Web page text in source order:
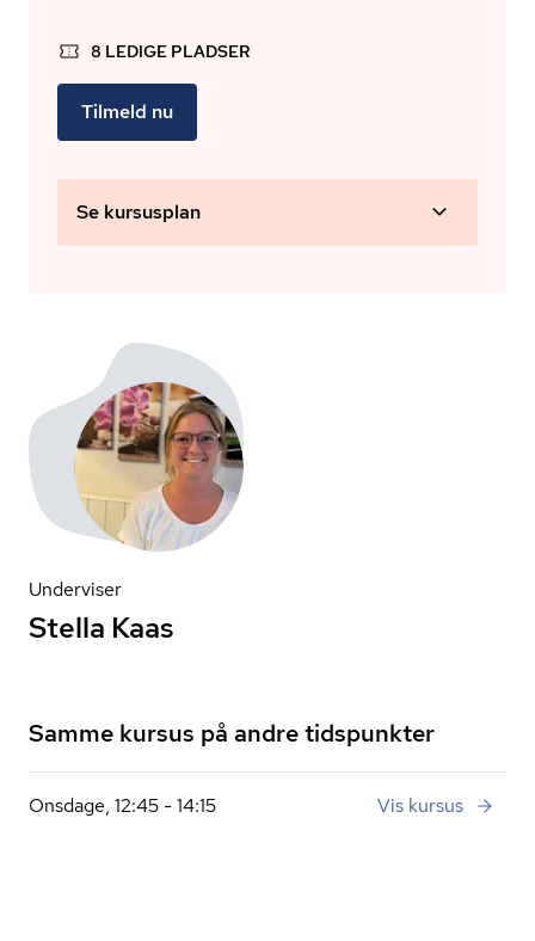
8 LEDIGE PLADSER
Tilmeld nu
Se kursusplan
Underviser
Stella Kaas
Samme kursus på andre tidspunkter
Onsdage, 12:45 - 14:15 Vis kursus